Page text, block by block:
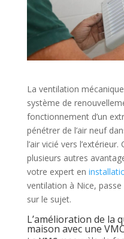
La ventilation
système de
fonctionnement d’un
pénétrer de l’air neuf
l’air vicié vers
plusieurs autres
votre expert en
ventilation à Nice, passe
sur le sujet.
L’amélioration de la
maison avec une VMC